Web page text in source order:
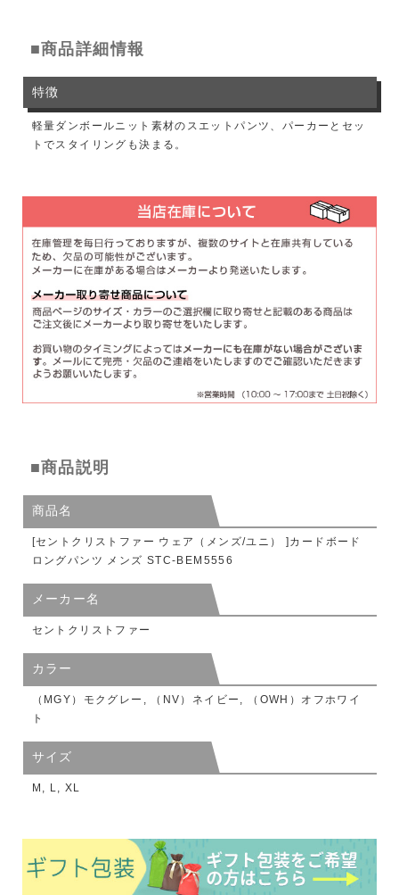
■商品詳細情報
特徴
軽量ダンボールニット素材のスエットパンツ、パーカーとセッ
トでスタイリングも決まる。
■商品説明
商品名
[セントクリストファー ウェア（メンズ/ユニ） ]カードボード
ロングパンツ メンズ STC-BEM5556
メーカー名
セントクリストファー
カラー
（MGY）モクグレー, （NV）ネイビー, （OWH）オフホワイ
ト
サイズ
M, L, XL